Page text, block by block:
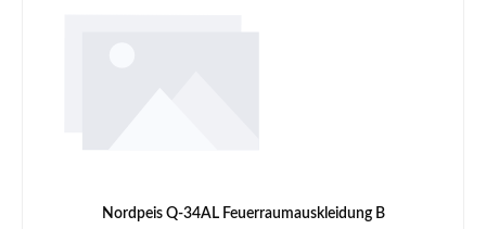
Nordpeis Q-34AL Feuerraumauskleidung B